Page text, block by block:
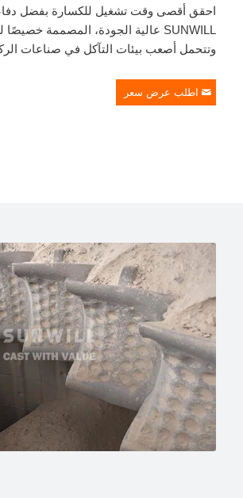
احقق أقصى وقت تشغيل للكسارة بفضل
وتتحمل أصعب بيئات التآكل في صناعات
اطلب عرض سعر